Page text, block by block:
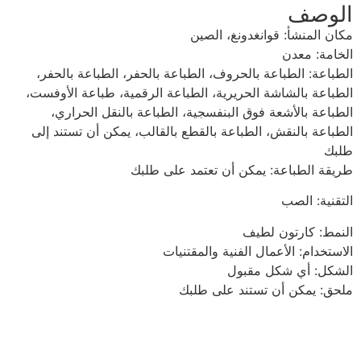
الوصف
مكان المنشأ: قوانغدونغ، الصين
الخامة: معدن
الطباعة: الطباعة بالحروف، الطباعة بالحفر، الطباعة بالحفر،
الطباعة بالشاشة الحريرية، الطباعة الرقمية، طباعة الأوفست،
الطباعة بالأشعة فوق البنفسجية، الطباعة بالنقل الحراري،
الطباعة بالنقش، الطباعة بالقطع بالقالب، يمكن أن تستند إلى
طلبك
طريقة الطباعة: يمكن أن تعتمد على طلبك
التقنية: الصب
النمط: كارتون لطيف
الاستخدام: الأعمال الفنية والمقتنيات
الشكل: أي شكل مقبول
ملحق: يمكن أن تستند على طلبك